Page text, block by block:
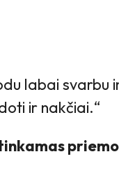
labai svarbu
ir nakčiai.“